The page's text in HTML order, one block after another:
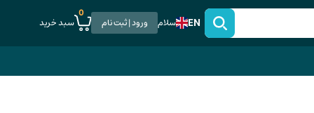
EN سلام ورود | ثبت نام
0
سبد خرید